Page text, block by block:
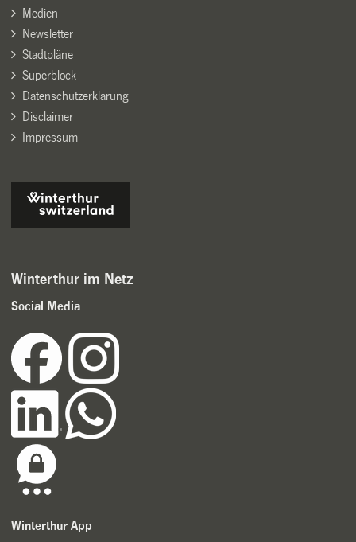
Medien
Newsletter
Stadtpläne
Superblock
Datenschutzerklärung
Disclaimer
Impressum
Winterthur im Netz
Social Media
Winterthur App